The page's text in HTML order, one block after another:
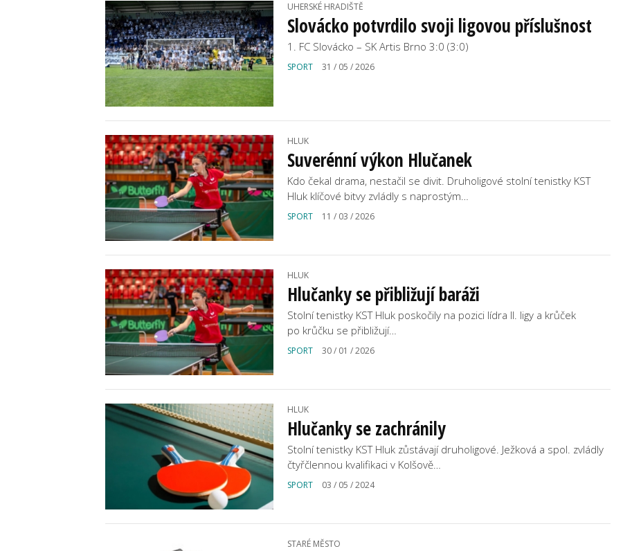
UHERSKÉ HRADIŠTĚ
Slovácko potvrdilo svoji ligovou příslušnost
1. FC Slovácko – SK Artis Brno 3:0 (3:0)
SPORT 31 / 05 / 2026
HLUK
Suverénní výkon Hlučanek
Kdo čekal drama, nestačil se divit. Druholigové stolní tenistky KST
Hluk klíčové bitvy zvládly s naprostým…
SPORT 11 / 03 / 2026
HLUK
Hlučanky se přibližují baráži
Stolní tenistky KST Hluk poskočily na pozici lídra II. ligy a krůček
po krůčku se přibližují…
SPORT 30 / 01 / 2026
HLUK
Hlučanky se zachránily
Stolní tenistky KST Hluk zůstávají druholigové. Ježková a spol. zvládly
čtyřčlennou kvalifikaci v Kolšově…
SPORT 03 / 05 / 2024
STARÉ MĚSTO